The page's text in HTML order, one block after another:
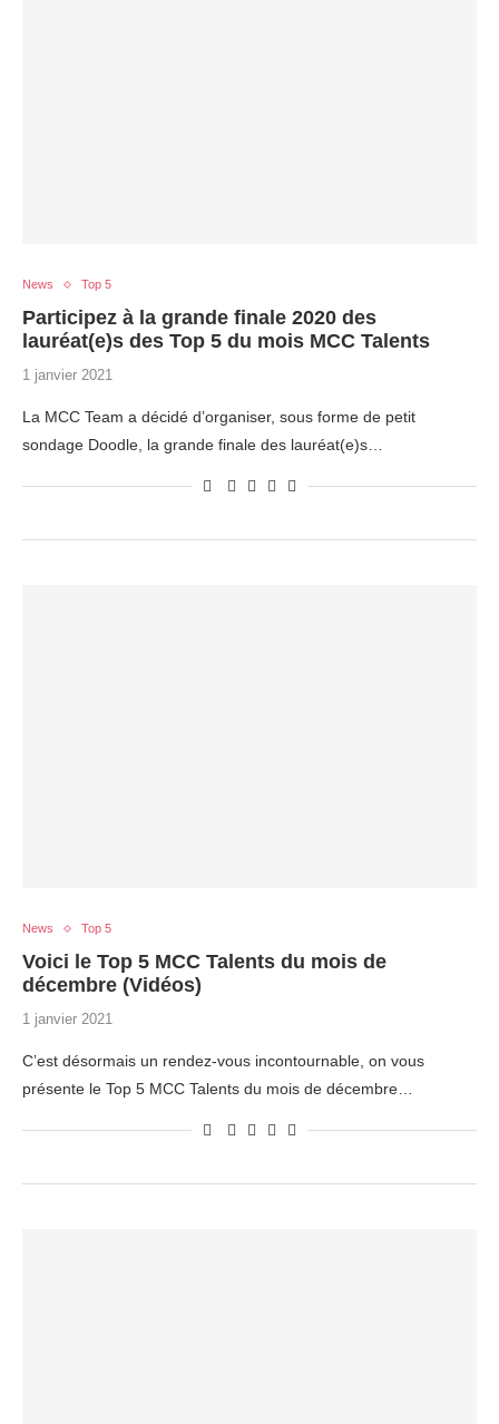
News Top 5
Participez à la grande finale 2020 des
lauréat(e)s des Top 5 du mois MCC Talents
1 janvier 2021
La MCC Team a décidé d’organiser, sous forme de petit
sondage Doodle, la grande finale des lauréat(e)s…
News Top 5
Voici le Top 5 MCC Talents du mois de
décembre (Vidéos)
1 janvier 2021
C’est désormais un rendez-vous incontournable, on vous
présente le Top 5 MCC Talents du mois de décembre…